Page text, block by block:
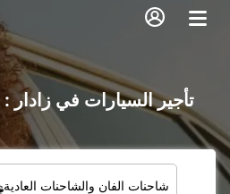
تأجير السيارات في
شاحنات الفان والشاحنات العادية